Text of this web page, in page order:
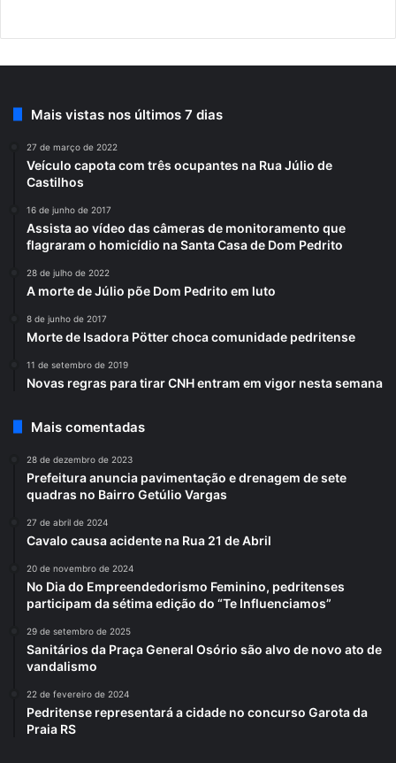
Mais vistas nos últimos 7 dias
27 de março de 2022
Veículo capota com três ocupantes na Rua Júlio de
Castilhos
16 de junho de 2017
Assista ao vídeo das câmeras de monitoramento que
flagraram o homicídio na Santa Casa de Dom Pedrito
28 de julho de 2022
A morte de Júlio põe Dom Pedrito em luto
8 de junho de 2017
Morte de Isadora Pötter choca comunidade pedritense
11 de setembro de 2019
Novas regras para tirar CNH entram em vigor nesta semana
Mais comentadas
28 de dezembro de 2023
Prefeitura anuncia pavimentação e drenagem de sete
quadras no Bairro Getúlio Vargas
27 de abril de 2024
Cavalo causa acidente na Rua 21 de Abril
20 de novembro de 2024
No Dia do Empreendedorismo Feminino, pedritenses
participam da sétima edição do “Te Influenciamos”
29 de setembro de 2025
Sanitários da Praça General Osório são alvo de novo ato de
vandalismo
22 de fevereiro de 2024
Pedritense representará a cidade no concurso Garota da
Praia RS